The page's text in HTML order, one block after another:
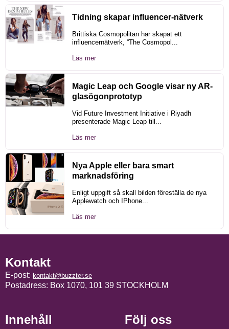
Tidning skapar influencer-nätverk
Brittiska Cosmopolitan har skapat ett
influencernätverk, “The Cosmopol...
Läs mer
Magic Leap och Google visar ny AR-
glasögonprototyp
Vid Future Investment Initiative i Riyadh
presenterade Magic Leap till...
Läs mer
Nya Apple eller bara smart
marknadsföring
Enligt uppgift så skall bilden föreställa de nya
Applewatch och IPhone...
Läs mer
Kontakt
E-post: kontakt@buzzter.se
Postadress: Box 1070, 101 39 STOCKHOLM
Innehåll Följ oss